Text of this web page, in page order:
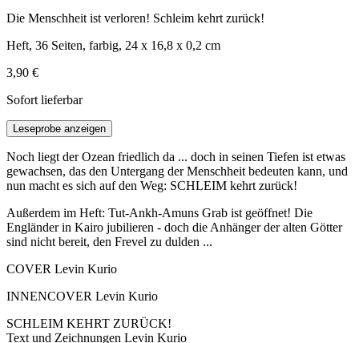
Die Menschheit ist verloren! Schleim kehrt zurück!
Heft, 36 Seiten, farbig, 24 x 16,8 x 0,2 cm
3,90 €
Sofort lieferbar
Leseprobe anzeigen
Noch liegt der Ozean friedlich da ... doch in seinen Tiefen ist etwas
gewachsen, das den Untergang der Menschheit bedeuten kann, und
nun macht es sich auf den Weg: SCHLEIM kehrt zurück!
Außerdem im Heft: Tut-Ankh-Amuns Grab ist geöffnet! Die
Engländer in Kairo jubilieren - doch die Anhänger der alten Götter
sind nicht bereit, den Frevel zu dulden ...
COVER Levin Kurio
INNENCOVER Levin Kurio
SCHLEIM KEHRT ZURÜCK!
Text und Zeichnungen Levin Kurio